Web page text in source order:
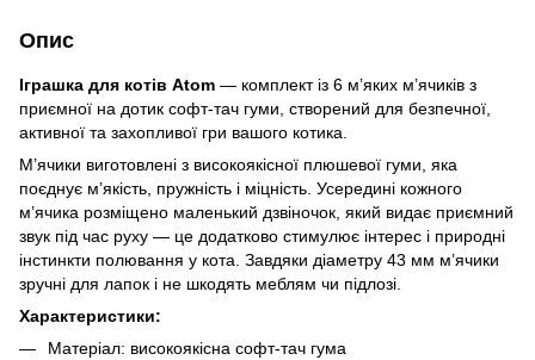
Опис
Іграшка для котів Atom — комплект із 6 м’яких м’ячиків з
приємної на дотик софт-тач гуми, створений для безпечної,
активної та захопливої гри вашого котика.
М’ячики виготовлені з високоякісної плюшевої гуми, яка
поєднує м’якість, пружність і міцність. Усередині кожного
м’ячика розміщено маленький дзвіночок, який видає приємний
звук під час руху — це додатково стимулює інтерес і природні
інстинкти полювання у кота. Завдяки діаметру 43 мм м’ячики
зручні для лапок і не шкодять меблям чи підлозі.
Характеристики:
Матеріал: високоякісна софт-тач гума